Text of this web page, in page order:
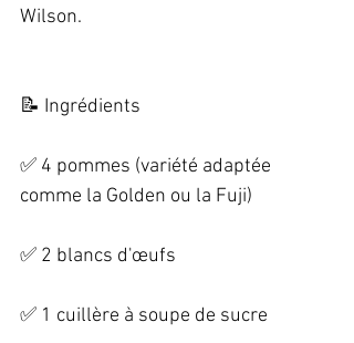
Wilson.
📝 Ingrédients
✅ 4 pommes (variété adaptée
comme la Golden ou la Fuji)
✅ 2 blancs d'œufs
✅ 1 cuillère à soupe de sucre